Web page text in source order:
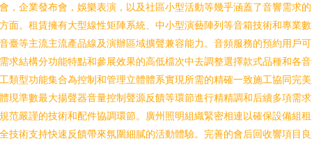
，企業發布會，娛樂表演，以及社區小型活動等幾乎涵蓋了音響需求
面。租賃擁有大型線性矩陣系統、中小型演藝陣列等音箱技術和專業
臺等主流主流產品線及演辦區域擴聲兼容能力。音頻服務的預約用戶
求結構分功能特點和參展效果的高低檔次中去調整選擇款式品種和各
類型功能集合為控制和管理立體體系實現所需的精確一致施工協同完
現準數最大揚聲器音量控制聲源反饋等環節進行精精調和后續多項需
范嚴謹的技術和配件協調環節。廣州照明組織緊密相連以確保設備組
技術支持快速反饋帶來氛圍細膩的活動體驗。完善的會后回收響項目